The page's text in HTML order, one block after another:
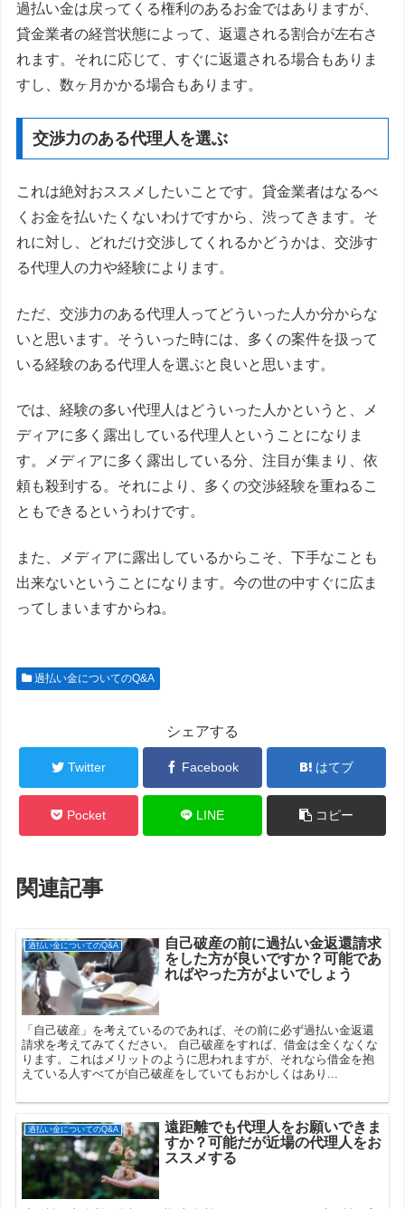
過払い金は戻ってくる権利のあるお金ではありますが、
貸金業者の経営状態によって、返還される割合が左右さ
れます。それに応じて、すぐに返還される場合もありま
すし、数ヶ月かかる場合もあります。
交渉力のある代理人を選ぶ
これは絶対おススメしたいことです。貸金業者はなるべ
くお金を払いたくないわけですから、渋ってきます。そ
れに対し、どれだけ交渉してくれるかどうかは、交渉す
る代理人の力や経験によります。
ただ、交渉力のある代理人ってどういった人か分からな
いと思います。そういった時には、多くの案件を扱って
いる経験のある代理人を選ぶと良いと思います。
では、経験の多い代理人はどういった人かというと、メ
ディアに多く露出している代理人ということになりま
す。メディアに多く露出している分、注目が集まり、依
頼も殺到する。それにより、多くの交渉経験を重ねるこ
ともできるというわけです。
また、メディアに露出しているからこそ、下手なことも
出来ないということになります。今の世の中すぐに広ま
ってしまいますからね。
過払い金についてのQ&A
シェアする
Twitter Facebook はてブ
Pocket LINE コピー
関連記事
過払い金についてのQ&A
自己破産の前に過払い金返還請求
をした方が良いですか？可能であ
ればやった方がよいでしょう
「自己破産」を考えているのであれば、その前に必ず過払い金返還
請求を考えてみてください。 自己破産をすれば、借金は全くなくな
ります。これはメリットのように思われますが、それなら借金を抱
えている人すべてが自己破産をしていてもおかしくはあり...
過払い金についてのQ&A
遠距離でも代理人をお願いできま
すか？可能だが近場の代理人をお
ススメする